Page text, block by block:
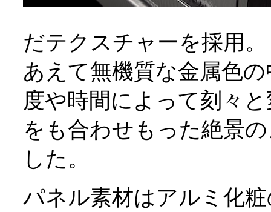
だテクスチャーを採用。
あえて無機質な金属色
度や時間によって刻々
をも合わせもった絶景
した。
パネル素材はアルミ化